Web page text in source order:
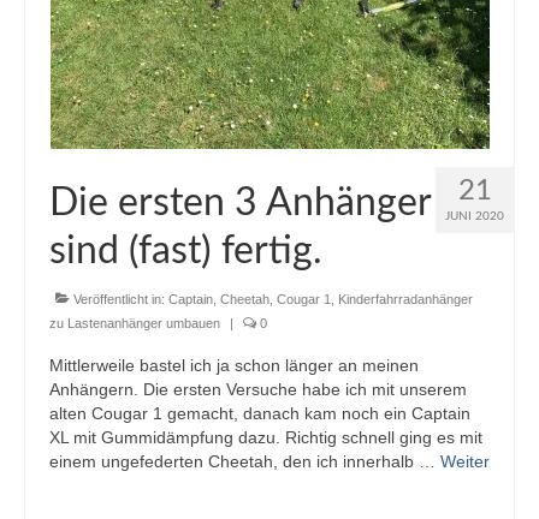
21
JUNI 2020
Die ersten 3 Anhänger
sind (fast) fertig.
Veröffentlicht in: Captain Cheetah Cougar 1
Kinderfahrradanhänger
zu Lastenanhänger umbauen
| 0
Mittlerweile bastel ich ja schon länger an meinen
Anhängern. Die ersten Versuche habe ich mit unserem
alten Cougar 1 gemacht, danach kam noch ein Captain
XL mit Gummidämpfung dazu. Richtig schnell ging es mit
einem ungefederten Cheetah, den ich innerhalb … Weiter